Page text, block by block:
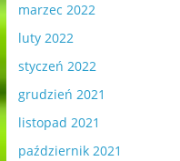
marzec 2022
luty 2022
styczeń 2022
grudzień 2021
listopad 2021
październik 2021